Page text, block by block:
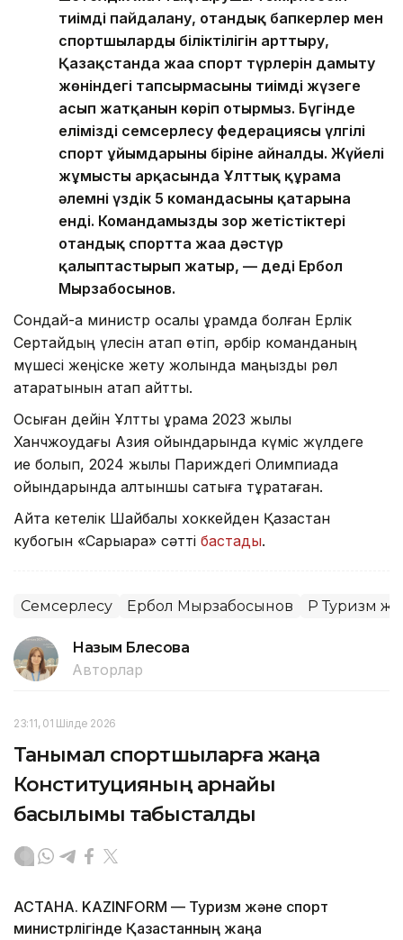
тиімді пайдалану, отандық бапкерлер мен
спортшылардың біліктілігін арттыру,
Қазақстанда жаңа спорт түрлерін дамыту
жөніндегі тапсырмасының тиімді жүзеге
асып жатқанын көріп отырмыз. Бүгінде
еліміздің семсерлесу федерациясы үлгілі
спорт ұйымдарының біріне айналды. Жүйелі
жұмыстың арқасында Ұлттық құрама
әлемнің үздік 5 командасының қатарына
енді. Командамыздың зор жетістіктері
отандық спортта жаңа дәстүр
қалыптастырып жатыр, — деді Ербол
Мырзабосынов.
Сондай-ақ министр қосалқы құрамда болған Ерлік
Сертайдың үлесін атап өтіп, әрбір команданың
мүшесі жеңіске жету жолында маңызды рөл
атқаратынын атап айтты.
Осыған дейін Ұлттық құрама 2023 жылы
Ханчжоудағы Азия ойындарында күміс жүлдеге
ие болып, 2024 жылы Париждегі Олимпиада
ойындарында алтыншы сатыға тұрақтаған.
Айта кетелік Шайбалы хоккейден Қазақстан
кубогын «Сарыарқа» сәтті бастады.
Семсерлесу Ербол Мырзабосынов ҚР Туризм
Назым Бөлесова
Авторлар
23:11, 01 Шілде 2026
Танымал спортшыларға жаңа
Конституцияның арнайы
басылымы табысталды
АСТАНА. KAZINFORM — Туризм және спорт
министрлігінде Қазақстанның жаңа